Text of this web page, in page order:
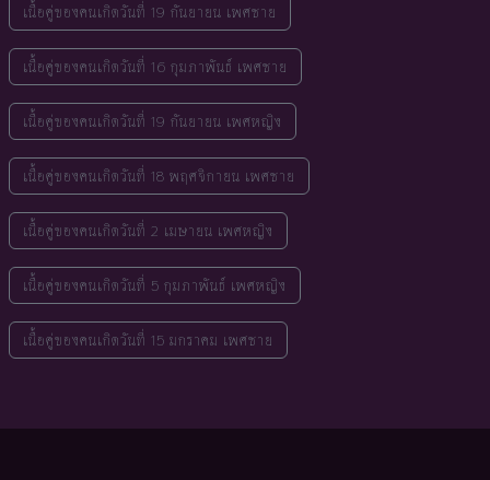
เนื้อคู่ของคนเกิดวันที่ 19 กันยายน เพศชาย
เนื้อคู่ของคนเกิดวันที่ 16 กุมภาพันธ์ เพศชาย
เนื้อคู่ของคนเกิดวันที่ 19 กันยายน เพศหญิง
เนื้อคู่ของคนเกิดวันที่ 18 พฤศจิกายน เพศชาย
เนื้อคู่ของคนเกิดวันที่ 2 เมษายน เพศหญิง
เนื้อคู่ของคนเกิดวันที่ 5 กุมภาพันธ์ เพศหญิง
เนื้อคู่ของคนเกิดวันที่ 15 มกราคม เพศชาย